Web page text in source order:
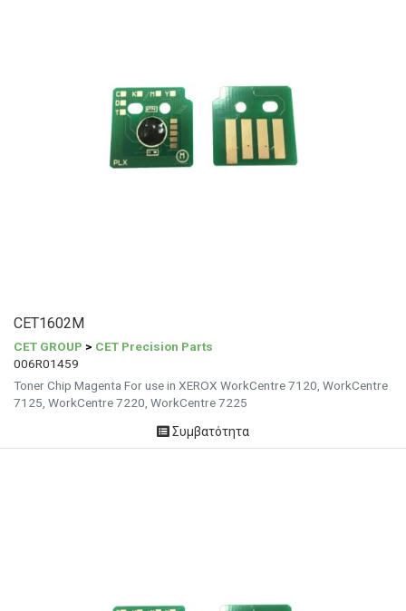
CET1602M
CET GROUP > CET Precision Parts
006R01459
Toner Chip Magenta For use in XEROX WorkCentre 7120, WorkCentre
7125, WorkCentre 7220, WorkCentre 7225
Συμβατότητα